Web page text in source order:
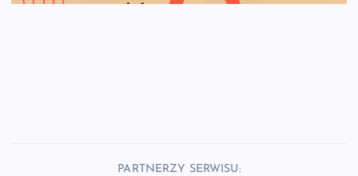
PARTNERZY SERWISU: